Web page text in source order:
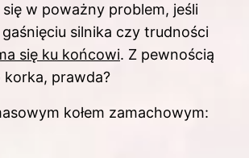
się w poważny problem, jeśli
silnika czy trudności
się ku końcowi. Z pewnością
korka, prawda?
kołem zamachowym: